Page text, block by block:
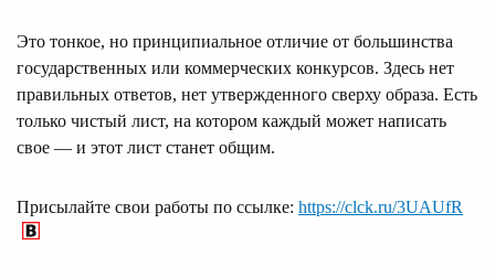
Это тонкое, но принципиальное отличие от большинства
государственных или коммерческих конкурсов. Здесь нет
правильных ответов, нет утвержденного сверху образа. Есть
только чистый лист, на котором каждый может написать
свое — и этот лист станет общим.
Присылайте свои работы по ссылке: https://clck.ru/3UAUfR